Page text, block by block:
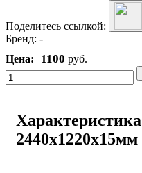
Поделитесь ссылкой:
Бренд: -
Цена:
1100 руб.
2440x1220x15мм